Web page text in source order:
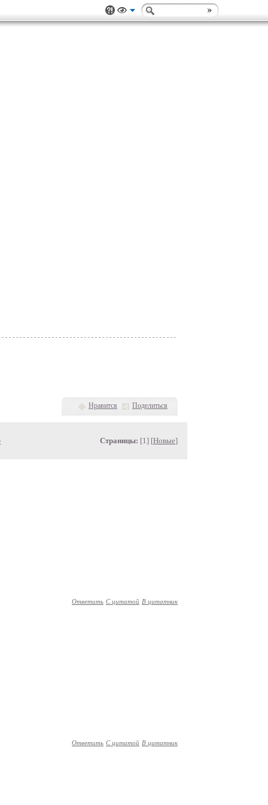
Нравится Поделиться
Страницы: [1] [Новые]
Ответить С цитатой В цитатник
Ответить С цитатой В цитатник